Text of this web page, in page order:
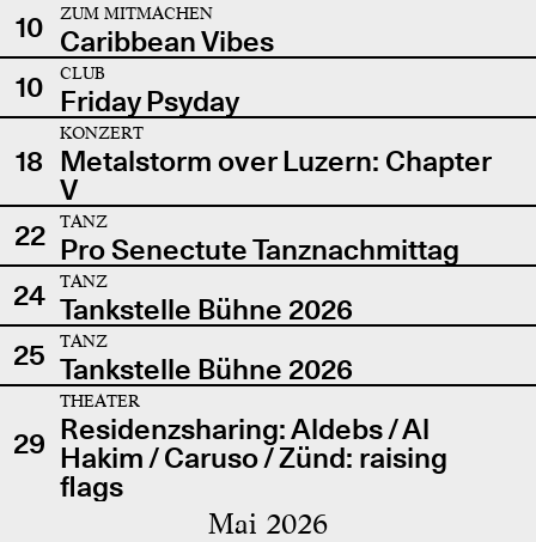
10
ZUM MITMACHEN
Caribbean Vibes
10
CLUB
Friday Psyday
18
KONZERT
Metalstorm over Luzern: Chapter
V
22
TANZ
Pro Senectute Tanznachmittag
24
TANZ
Tankstelle Bühne 2026
25
TANZ
Tankstelle Bühne 2026
29
THEATER
Residenzsharing: Aldebs / Al
Hakim / Caruso / Zünd: raising
flags
Mai 2026